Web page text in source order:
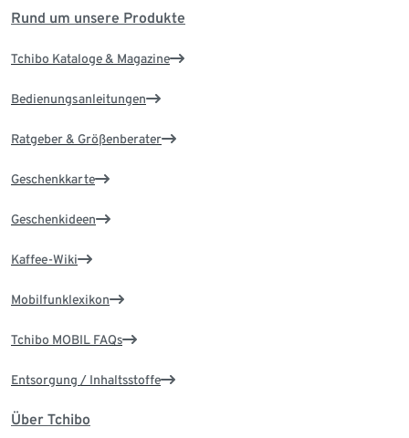
Rund um unsere Produkte
Tchibo Kataloge & Magazine
Bedienungsanleitungen
Ratgeber & Größenberater
Geschenkkarte
Geschenkideen
Kaffee-Wiki
Mobilfunklexikon
Tchibo MOBIL FAQs
Entsorgung / Inhaltsstoffe
Über Tchibo